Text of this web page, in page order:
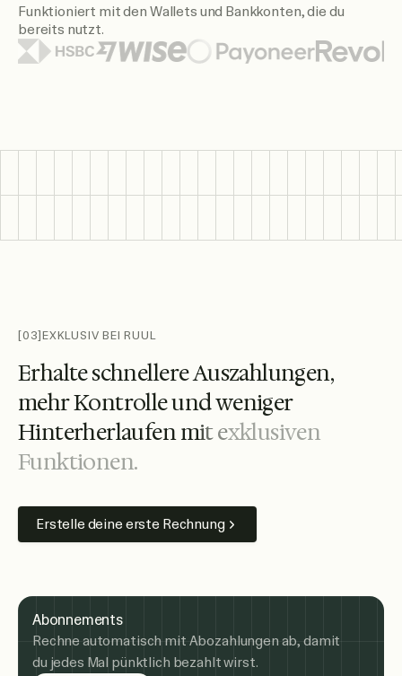
Funktioniert mit den Wallets und Bankkonten, die du
bereits nutzt.
[03]EXKLUSIV BEI RUUL
ErhalteschnellereAuszahlungen,
mehrKontrolleundweniger
Hinterherlaufenmitexklusiven
Funktionen.
Erstelle deine erste Rechnung
Abonnements
Rechne automatisch mit Abozahlungen ab, damit
du jedes Mal pünktlich bezahlt wirst.